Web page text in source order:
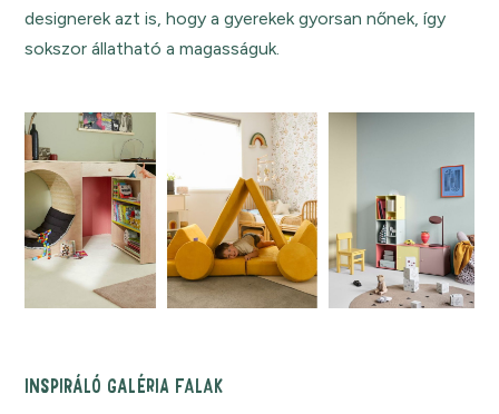
designerek azt is, hogy a gyerekek gyorsan nőnek, így
sokszor állatható a magasságuk.
INSPIRÁLÓ GALÉRIA FALAK